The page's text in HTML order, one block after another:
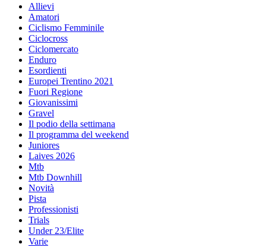
Allievi
Amatori
Ciclismo Femminile
Ciclocross
Ciclomercato
Enduro
Esordienti
Europei Trentino 2021
Fuori Regione
Giovanissimi
Gravel
Il podio della settimana
Il programma del weekend
Juniores
Laives 2026
Mtb
Mtb Downhill
Novità
Pista
Professionisti
Trials
Under 23/Elite
Varie